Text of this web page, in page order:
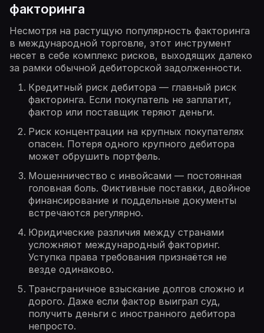
факторинга
Несмотря на растущую популярность факторинга
в международной торговле, этот инструмент
несет в себе комплекс рисков, выходящих далеко
за рамки обычной дебиторской задолженности.
Кредитный риск дебитора — главный риск
факторинга. Если покупатель не заплатит,
фактор или поставщик теряют деньги.
Риск концентрации на крупных покупателях
опасен. Потеря одного крупного дебитора
может обрушить портфель.
Мошенничество с инвойсами — постоянная
головная боль. Фиктивные поставки, двойное
финансирование и поддельные документы
встречаются регулярно.
Юридические различия между странами
усложняют международный факторинг.
Уступка права требования признаётся не
везде одинаково.
Трансграничное взыскание долгов сложно и
дорого. Даже если фактор выиграл суд,
получить деньги с иностранного дебитора
непросто.